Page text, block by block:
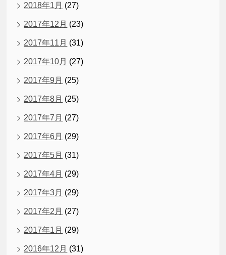
2018年1月 (27)
2017年12月 (23)
2017年11月 (31)
2017年10月 (27)
2017年9月 (25)
2017年8月 (25)
2017年7月 (27)
2017年6月 (29)
2017年5月 (31)
2017年4月 (29)
2017年3月 (29)
2017年2月 (27)
2017年1月 (29)
2016年12月 (31)